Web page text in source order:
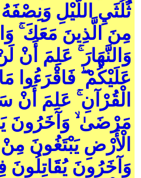
ثُلُثَيِ اللَّيْلِ
مِنَ الَّذِينَ مَعَكَ
وَالنَّهَارَ ۚ عَلِمَ أَنْ
عَلَيْكُمْ ۖ فَاقْرَءُوا
الْقُرْآنِ ۚ عَلِمَ أَنْ
مَرْضَىٰ ۙ وَآخَرُونَ
الْأَرْضِ يَبْتَغُونَ
وَآخَرُونَ يُقَاتِلُونَ